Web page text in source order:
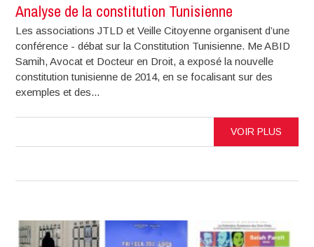
Analyse de la constitution Tunisienne
Les associations JTLD et Veille Citoyenne organisent d’une
conférence - débat sur la Constitution Tunisienne. Me ABID
Samih, Avocat et Docteur en Droit, a exposé la nouvelle
constitution tunisienne de 2014, en se focalisant sur des
exemples et des...
VOIR PLUS